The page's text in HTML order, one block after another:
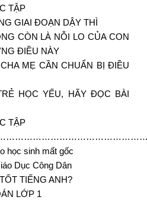
TẬP
GIAI ĐOẠN DẬY THÌ
CÒN LÀ NỖI LO CỦA CON
ĐIỀU NÀY
MẸ CẦN CHUẨN BỊ ĐIỀU
HỌC YẾU, HÃY ĐỌC BÀI
TẬP
học sinh mất gốc
Dục Công Dân
TIẾNG ANH?
LỚP 1